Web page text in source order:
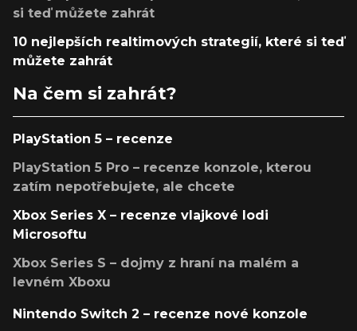
si teď můžete zahrát
10 nejlepších realtimových strategií, které si teď
můžete zahrát
Na čem si zahrát?
PlayStation 5 – recenze
PlayStation 5 Pro – recenze konzole, kterou
zatím nepotřebujete, ale chcete
Xbox Series X – recenze vlajkové lodi
Microsoftu
Xbox Series S – dojmy z hraní na malém a
levném Xboxu
Nintendo Switch 2 – recenze nové konzole